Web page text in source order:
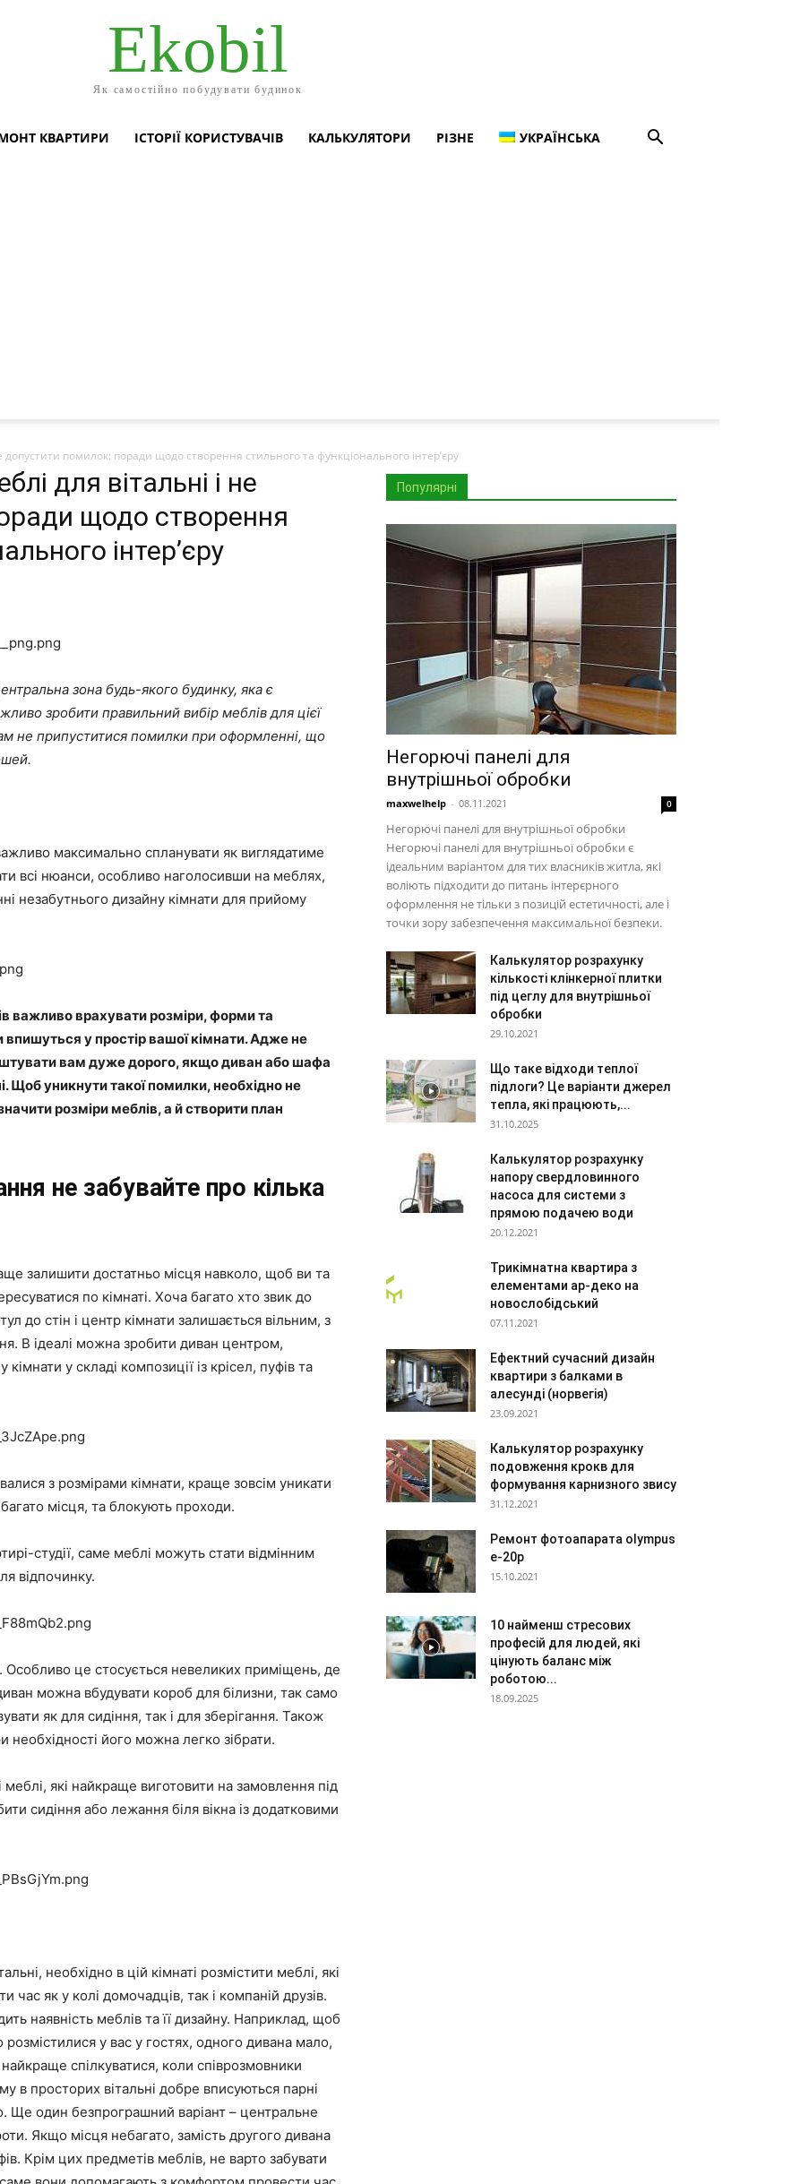
Ekobil
Як самостійно побудувати будинок
КВАРТИРИ ІСТОРІЇ КОРИСТУВАЧІВ КАЛЬКУЛЯТОРИ РІЗНЕ УКРАЇНСЬКА
допустити помилок: поради щодо створення стильного та функціонального інтер’єру
для вітальні і не
щодо створення
інтер’єру
зона будь-якого будинку, яка є
зробити правильний вибір меблів для цієї
не припуститися помилки при оформленні, що
максимально спланувати як виглядатиме
всі нюанси, особливо наголосивши на меблях,
незабутнього дизайну кімнати для прийому
важливо врахувати розміри, форми та
впишуться у простір вашої кімнати. Адже не
вам дуже дорого, якщо диван або шафа
Щоб уникнути такої помилки, необхідно не
розміри меблів, а й створити план
не забувайте про кілька
залишити достатньо місця навколо, щоб ви та
по кімнаті. Хоча багато хто звик до
до стін і центр кімнати залишається вільним, з
В ідеалі можна зробити диван центром,
у складі композиції із крісел, пуфів та
з розмірами кімнати, краще зовсім уникати
місця, та блокують проходи.
студії, саме меблі можуть стати відмінним
відпочинку.
Особливо це стосується невеликих приміщень, де
можна вбудувати короб для білизни, так само
як для сидіння, так і для зберігання. Також
необхідності його можна легко зібрати.
які найкраще виготовити на замовлення під
сидіння або лежання біля вікна із додатковими
необхідно в цій кімнаті розмістити меблі, які
час як у колі домочадців, так і компаній друзів.
наявність меблів та її дизайну. Наприклад, щоб
у вас у гостях, одного дивана мало,
спілкуватися, коли співрозмовники
в просторих вітальні добре вписуються парні
Ще один безпрограшний варіант – центральне
Якщо місця небагато, замість другого дивана
Крім цих предметів меблів, не варто забувати
Популярні
Негорючі панелі для
внутрішньої обробки
maxwelhelp - 08.11.2021 0
Негорючі панелі для внутрішньої обробки
Негорючі панелі для внутрішньої обробки є
ідеальним варіантом для тих власників житла, які
воліють підходити до питань інтерєрного
оформлення не тільки з позицій естетичності, але і
точки зору забезпечення максимальної безпеки.
Калькулятор розрахунку
кількості клінкерної плитки
під цеглу для внутрішньої
обробки
29.10.2021
Що таке відходи теплої
підлоги? Це варіанти джерел
тепла, які працюють,...
31.10.2025
Калькулятор розрахунку
напору свердловинного
насоса для системи з
прямою подачею води
20.12.2021
Трикімнатна квартира з
елементами ар-деко на
новослобідський
07.11.2021
Ефектний сучасний дизайн
квартири з балками в
алесунді (норвегія)
23.09.2021
Калькулятор розрахунку
подовження крокв для
формування карнизного звису
31.12.2021
Ремонт фотоапарата olympus
e-20p
15.10.2021
10 найменш стресових
професій для людей, які
цінують баланс між
роботою...
18.09.2025